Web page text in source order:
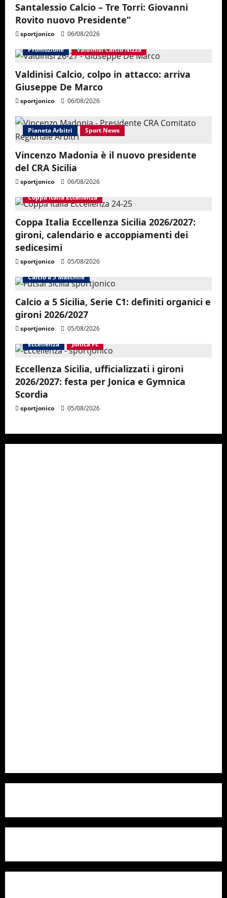
Santalessio Calcio – Tre Torri: Giovanni
Rovito nuovo Presidente”
sportjonico
06/08/2026
Promozione
Valdinisi Calcio Nizza
Valdinisi Calcio, colpo in attacco: arriva
Giuseppe De Marco
sportjonico 06/08/2026
Pianeta Arbitri Sport News
Vincenzo Madonia è il nuovo presidente
del CRA Sicilia
sportjonico
06/08/2026
Coppa Italia Eccellenza
Coppa Italia Eccellenza Sicilia 2026/2027:
gironi, calendario e accoppiamenti dei
sedicesimi
sportjonico
05/08/2026
Calcio a 5 Maschile
Calcio a 5 Sicilia, Serie C1: definiti organici e
gironi 2026/2027
sportjonico
05/08/2026
Eccellenza
Jonica Fc
Eccellenza Sicilia, ufficializzati i gironi
2026/2027: festa per Jonica e Gymnica
Scordia
sportjonico 05/08/2026